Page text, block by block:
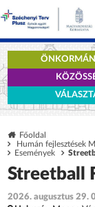
Főoldal
Humán fejlesztések
Események
Streetball
2026. augusztus 29.